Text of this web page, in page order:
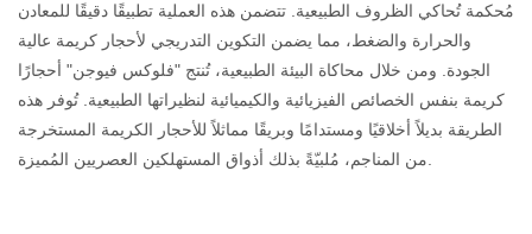
مُحكمة تُحاكي الظروف الطبيعية. تتضمن هذه العملية تطبيقًا دقيقًا للمعادن
والحرارة والضغط، مما يضمن التكوين التدريجي لأحجار كريمة عالية
الجودة. ومن خلال محاكاة البيئة الطبيعية، تُنتج "فلوكس فيوجن" أحجارًا
كريمة بنفس الخصائص الفيزيائية والكيميائية لنظيراتها الطبيعية. تُوفر هذه
الطريقة بديلاً أخلاقيًا ومستدامًا وبريقًا مماثلاً للأحجار الكريمة المستخرجة